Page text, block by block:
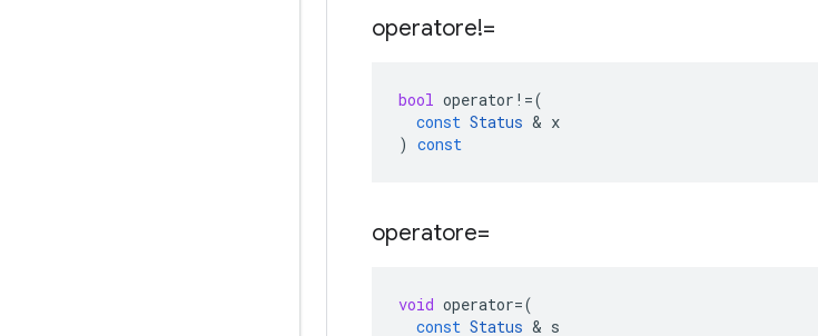
operatore!=
bool operator !=(
const Status & x
) const
operatore=
void operator=(
const Status & s